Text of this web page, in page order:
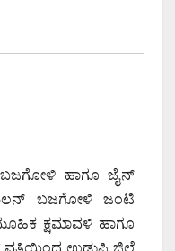
ಹಾಗೂ ಜೈನ್
ಬಜಗೋಳಿ ಜಂಟಿ
ಕ್ಷಮಾವಳಿ ಹಾಗೂ